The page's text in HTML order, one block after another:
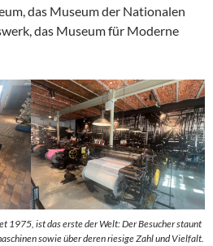
das Museum der Nationalen
das Museum für Moderne
1975, ist das erste der Welt: Der Besucher staunt
sowie über deren riesige Zahl und Vielfalt.